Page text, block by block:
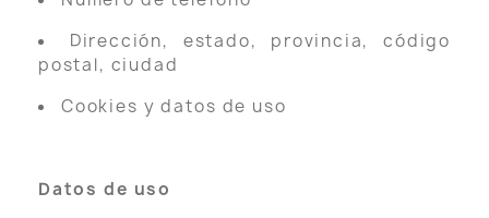
Dirección, estado, provincia, código
postal, ciudad
Cookies y datos de uso
Datos de uso